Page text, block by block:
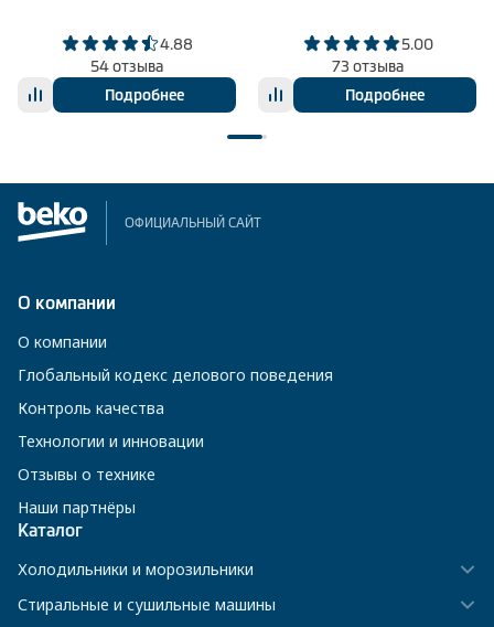
4.88
54 отзыва
Подробнее
5.00
73 отзыва
Подробнее
ОФИЦИАЛЬНЫЙ САЙТ
О компании
О компании
Глобальный кодекс делового поведения
Контроль качества
Технологии и инновации
Отзывы о технике
Наши партнёры
Каталог
Холодильники и морозильники
Стиральные и сушильные машины